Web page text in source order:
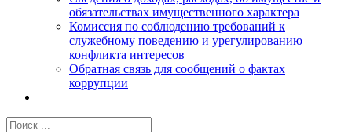
обязательствах имущественного характера
Комиссия по соблюдению требований к
служебному поведению и урегулированию
конфликта интересов
Обратная связь для сообщений о фактах
коррупции
Результат